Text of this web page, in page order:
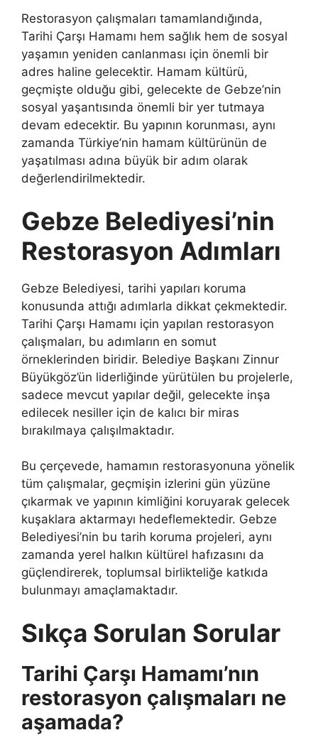
Restorasyon çalışmaları tamamlandığında,
Tarihi Çarşı Hamamı hem sağlık hem de sosyal
yaşamın yeniden canlanması için önemli bir
adres haline gelecektir. Hamam kültürü,
geçmişte olduğu gibi, gelecekte de Gebze’nin
sosyal yaşantısında önemli bir yer tutmaya
devam edecektir. Bu yapının korunması, aynı
zamanda Türkiye’nin hamam kültürünün de
yaşatılması adına büyük bir adım olarak
değerlendirilmektedir.
Gebze Belediyesi’nin
Restorasyon Adımları
Gebze Belediyesi, tarihi yapıları koruma
konusunda attığı adımlarla dikkat çekmektedir.
Tarihi Çarşı Hamamı için yapılan restorasyon
çalışmaları, bu adımların en somut
örneklerinden biridir. Belediye Başkanı Zinnur
Büyükgöz’ün liderliğinde yürütülen bu projelerle,
sadece mevcut yapılar değil, gelecekte inşa
edilecek nesiller için de kalıcı bir miras
bırakılmaya çalışılmaktadır.
Bu çerçevede, hamamın restorasyonuna yönelik
tüm çalışmalar, geçmişin izlerini gün yüzüne
çıkarmak ve yapının kimliğini koruyarak gelecek
kuşaklara aktarmayı hedeflemektedir. Gebze
Belediyesi’nin bu tarih koruma projeleri, aynı
zamanda yerel halkın kültürel hafızasını da
güçlendirerek, toplumsal birlikteliğe katkıda
bulunmayı amaçlamaktadır.
Sıkça Sorulan Sorular
Tarihi Çarşı Hamamı’nın
restorasyon çalışmaları ne
aşamada?